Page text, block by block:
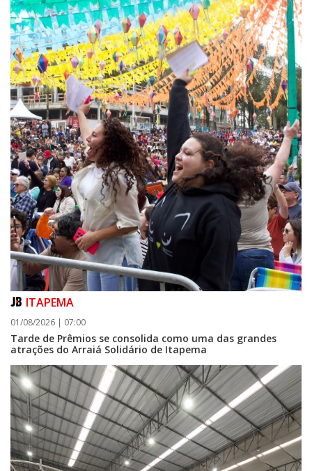
05/08/2026 | 07:00
Queda na geração europeia ocorre enquanto inteligência artificial, data
centers e carros elétricos elevam a demanda e colocam o
armazenamento no centro do debate energético
NAVEGANTES
05/08/2026 | 07:00
Curta-metragem navegantino estreia no Cineteatro Carecão com debate
sobre direitos da mulher
ITAPEMA
01/08/2026 | 07:00
Tarde de Prêmios se consolida como uma das grandes
atrações do Arraiá Solidário de Itapema